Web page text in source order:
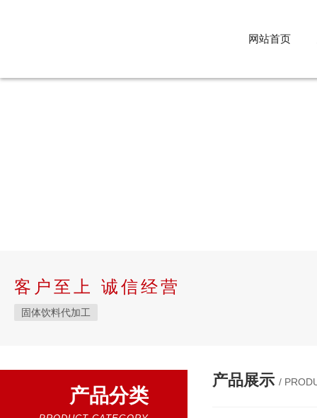
网站首页
客户至上 诚信经营
固体饮料代加工
产品分类
产品展示 /